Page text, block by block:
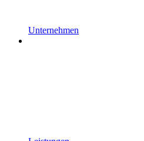
Unternehmen